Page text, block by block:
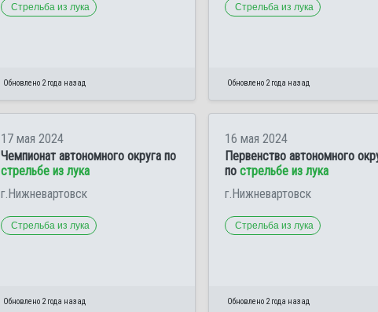
Стрельба из лука
Обновлено 2 года назад
Стрельба из лука
Обновлено 2 года назад
17 мая 2024
Чемпионат автономного округа по
стрельбе из лука
г.Нижневартовск
Стрельба из лука
Обновлено 2 года назад
16 мая 2024
Первенство автономного
по стрельбе из лука
г.Нижневартовск
Стрельба из лука
Обновлено 2 года назад